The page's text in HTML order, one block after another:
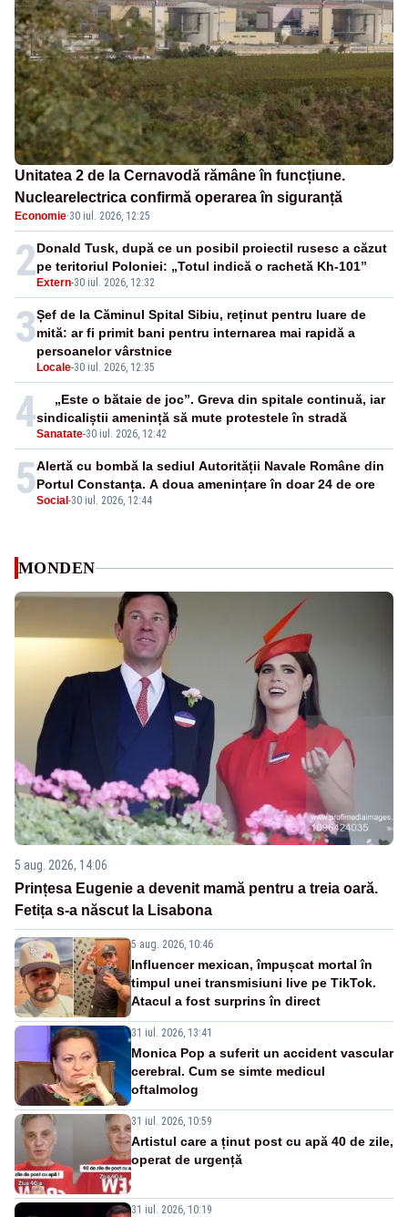
Unitatea 2 de la Cernavodă rămâne în funcțiune.
Nuclearelectrica confirmă operarea în siguranță
Economie·30 iul. 2026, 12:25
2 Extern-30 iul. 2026, 12:32
Donald Tusk, după ce un posibil proiectil rusesc a căzut
pe teritoriul Poloniei: „Totul indică o rachetă Kh-101”
3
Locale-30 iul. 2026, 12:35
Șef de la Căminul Spital Sibiu, reținut pentru luare de
mită: ar fi primit bani pentru internarea mai rapidă a
persoanelor vârstnice
4Sanatate-30 iul. 2026, 12:42
„Este o bătaie de joc”. Greva din spitale continuă, iar
sindicaliștii amenință să mute protestele în stradă
5Social -30 iul. 2026, 12:44
Alertă cu bombă la sediul Autorității Navale Române din
Portul Constanța. A doua amenințare în doar 24 de ore
MONDEN
5 aug. 2026, 14:06
Prințesa Eugenie a devenit mamă pentru a treia oară.
Fetița s-a născut la Lisabona
5 aug. 2026, 10:46
Influencer mexican, împușcat mortal în
timpul unei transmisiuni live pe TikTok.
Atacul a fost surprins în direct
31 iul. 2026, 13:41
Monica Pop a suferit un accident vascular
cerebral. Cum se simte medicul
oftalmolog
31 iul. 2026, 10:59
Artistul care a ținut post cu apă 40 de zile,
operat de urgență
31 iul. 2026, 10:19